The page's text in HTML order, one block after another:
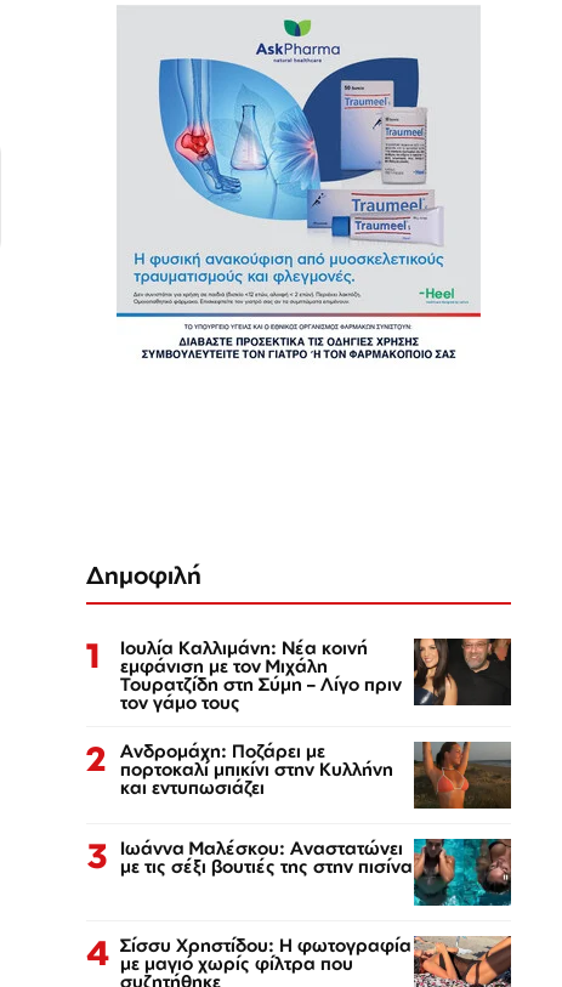
Δημοφιλή
1 Ιουλία Καλλιμάνη: Νέα κοινή
εμφάνιση με τον Μιχάλη
Τουρατζίδη στη Σύμη – Λίγο πριν
τον γάμο τους
2 Ανδρομάχη: Ποζάρει με
πορτοκαλί μπικίνι στην Κυλλήνη
και εντυπωσιάζει
3 Ιωάννα Μαλέσκου: Αναστατώνει
με τις σέξι βουτιές της στην πισίνα
4 Σίσσυ Χρηστίδου: Η φωτογραφία
με μαγιό χωρίς φίλτρα που
συζητήθηκε